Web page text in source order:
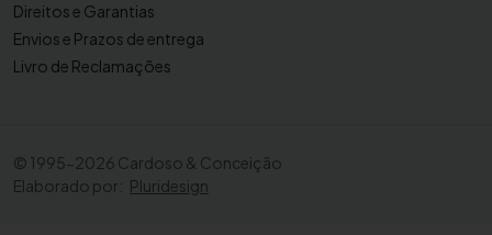
Direitos e Garantias
Envios e Prazos de entrega
Livro de Reclamações
© 1995-2026 Cardoso & Conceição
Elaborado por: Pluridesign